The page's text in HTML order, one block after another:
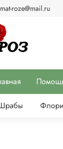
roze@mail.ru